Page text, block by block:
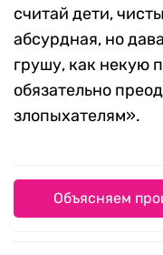
считай дети,
абсурдная, но
грушу, как некую
обязательно
злопыхателям».
Объясняем